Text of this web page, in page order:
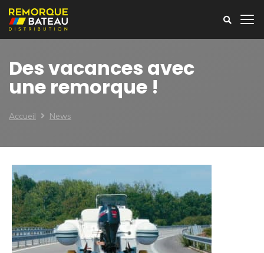
Des vacances avec
une remorque !
Accueil News